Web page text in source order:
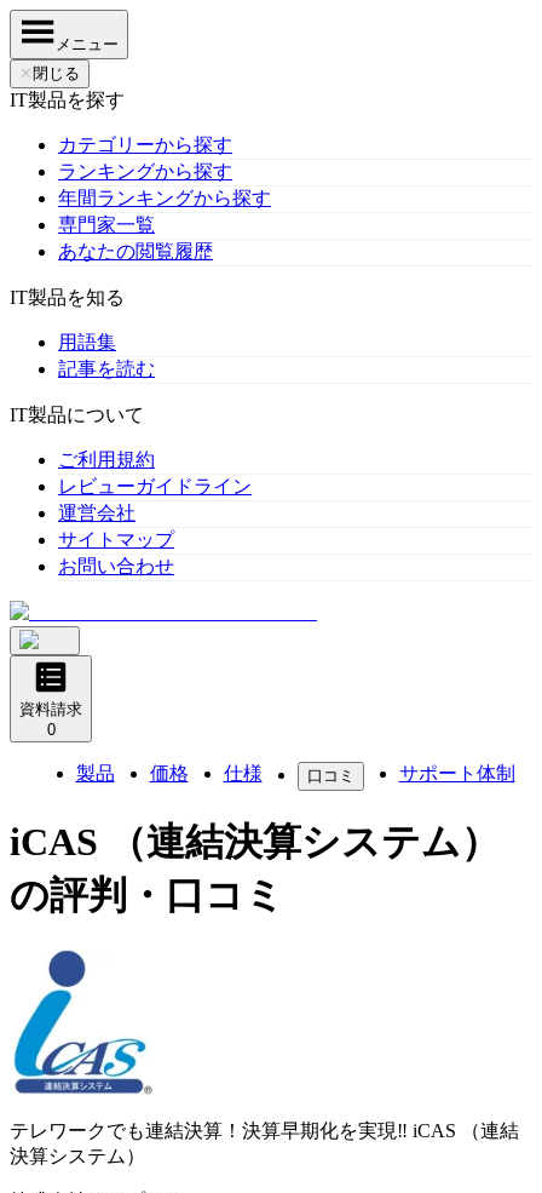
メニュー
✕ 閉じる
IT製品を探す
カテゴリーから探す
ランキングから探す
年間ランキングから探す
専門家一覧
あなたの閲覧履歴
IT製品を知る
用語集
記事を読む
IT製品について
ご利用規約
レビューガイドライン
運営会社
サイトマップ
お問い合わせ
資料請求
0
製品 価格 仕様 口コミ サポート体制
iCAS （連結決算システム）
の評判・口コミ
テレワークでも連結決算！決算早期化を実現‼ iCAS （連結
決算システム）